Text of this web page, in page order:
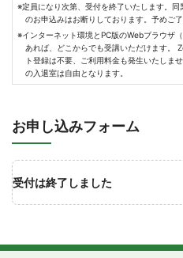
※定員になり次第、受付を終了いたします。
のお申込みはお断りしております。予めご了
※インターネット環境とPC版のWebブラウ
あれば、どこからでも受講いただけます。
ト登録は不要、ご利用料金も発生いたしま
の入退室は自由となります。
お申し込みフォーム
受付は終了しました